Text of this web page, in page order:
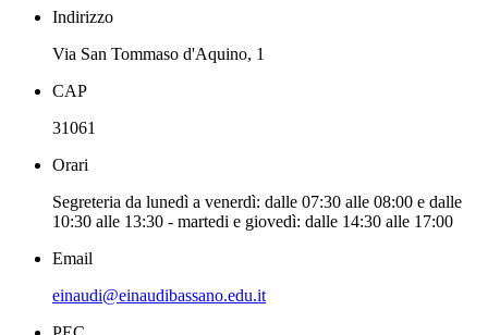
Indirizzo
Via San Tommaso d'Aquino, 1
CAP
31061
Orari
Segreteria da lunedì a venerdì: dalle 07:30 alle 08:00 e dalle
10:30 alle 13:30 - martedi e giovedì: dalle 14:30 alle 17:00
Email
einaudi@einaudibassano.edu.it